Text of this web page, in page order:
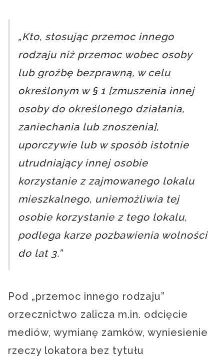
„Kto, stosując przemoc innego
rodzaju niż przemoc wobec osoby
lub groźbę bezprawną, w celu
określonym w § 1 [zmuszenia innej
osoby do określonego działania,
zaniechania lub znoszenia],
uporczywie lub w sposób istotnie
utrudniający innej osobie
korzystanie z zajmowanego lokalu
mieszkalnego, uniemożliwia tej
osobie korzystanie z tego lokalu,
podlega karze pozbawienia wolności
do lat 3.”
Pod „przemoc innego rodzaju”
orzecznictwo zalicza m.in. odcięcie
mediów, wymianę zamków, wyniesienie
rzeczy lokatora bez tytułu